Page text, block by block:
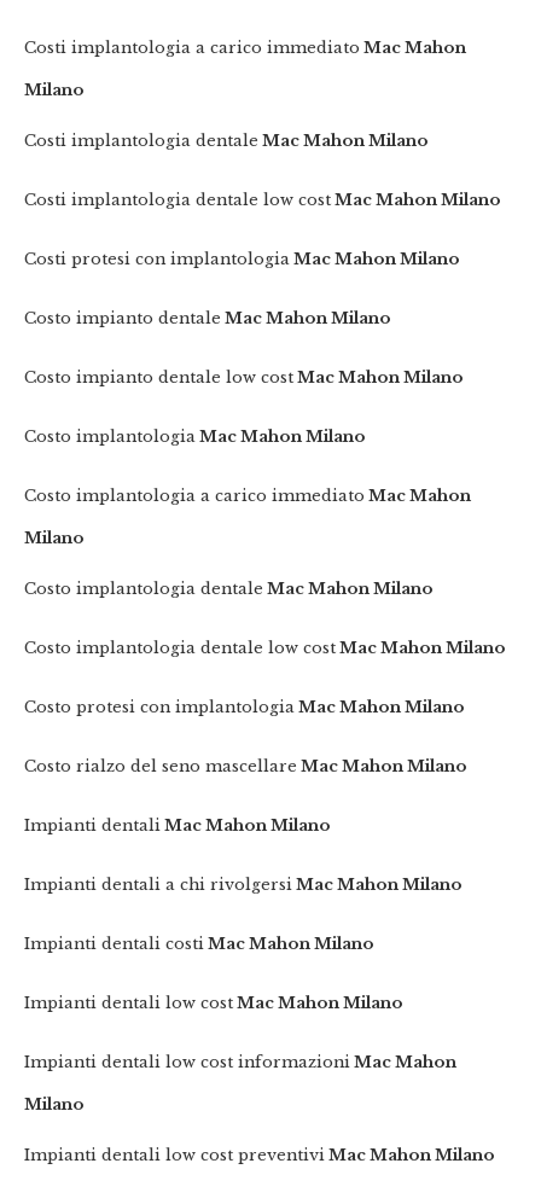
Costi implantologia a carico immediato Mac Mahon
Milano
Costi implantologia dentale Mac Mahon Milano
Costi implantologia dentale low cost Mac Mahon Milano
Costi protesi con implantologia Mac Mahon Milano
Costo impianto dentale Mac Mahon Milano
Costo impianto dentale low cost Mac Mahon Milano
Costo implantologia Mac Mahon Milano
Costo implantologia a carico immediato Mac Mahon
Milano
Costo implantologia dentale Mac Mahon Milano
Costo implantologia dentale low cost Mac Mahon Milano
Costo protesi con implantologia Mac Mahon Milano
Costo rialzo del seno mascellare Mac Mahon Milano
Impianti dentali Mac Mahon Milano
Impianti dentali a chi rivolgersi Mac Mahon Milano
Impianti dentali costi Mac Mahon Milano
Impianti dentali low cost Mac Mahon Milano
Impianti dentali low cost informazioni Mac Mahon
Milano
Impianti dentali low cost preventivi Mac Mahon Milano